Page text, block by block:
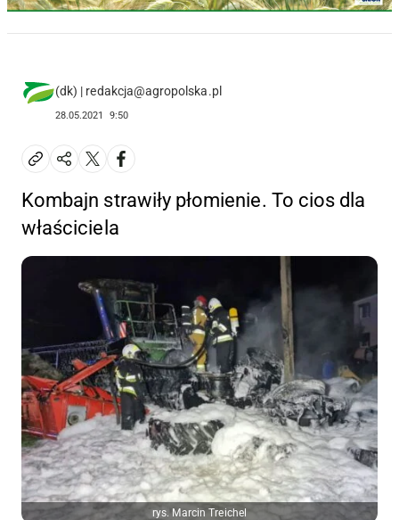
(dk) | redakcja@agropolska.pl
28.05.2021 9:50
Kombajn strawiły płomienie. To cios dla
właściciela
rys. Marcin Treichel